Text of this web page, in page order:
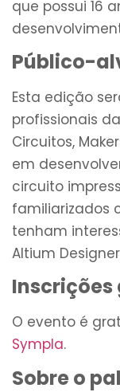
que possui 16
Público-
Esta edição
profissionais
Circuitos,
em
circuito
familiarizados
tenham
Altium
O evento é
Sympla.
Sobre o